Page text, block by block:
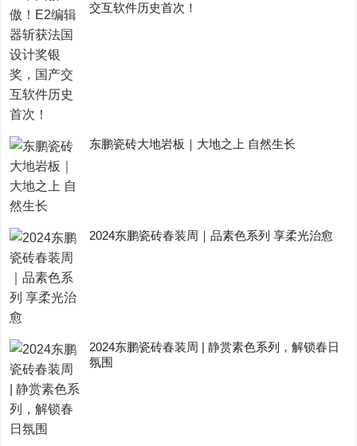
交互软件历史首次！
东鹏瓷砖大地岩板｜大地之上 自然生长
2024东鹏瓷砖春装周｜品素色系列 享柔光治愈
2024东鹏瓷砖春装周 | 静赏素色系列，解锁春日
氛围